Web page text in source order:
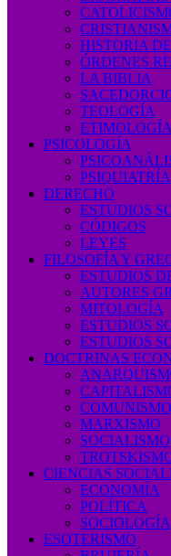
HISTORIA
ÓRDENES
LA BIBLIA
TEOLOGÍA
PSICOLOGÍA
PSIQUIATRÍA
DERECHO
ESTUDIOS
CÓDIGOS
LEYES
FILOSOFÍA Y
ESTUDIOS
AUTORES
MITOLOGÍA
ESTUDIOS
ESTUDIOS
DOCTRINAS
COMUNISMO
MARXISMO
SOCIALISMO
CIENCIAS
ECONOMÍA
POLÍTICA
SOCIOLOGÍA
ESOTERISMO